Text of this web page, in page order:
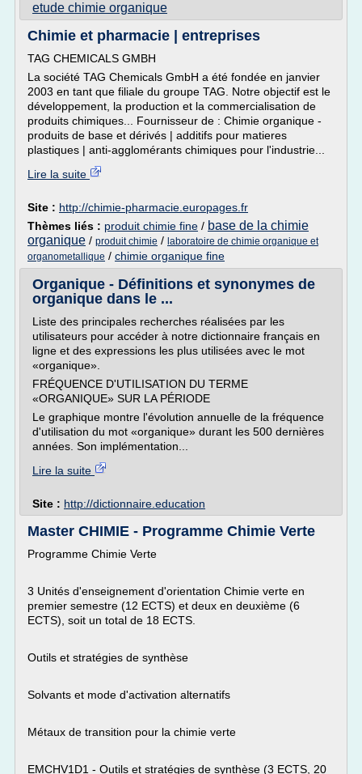
etude chimie organique
Chimie et pharmacie | entreprises
TAG CHEMICALS GMBH
La société TAG Chemicals GmbH a été fondée en janvier
2003 en tant que filiale du groupe TAG. Notre objectif est le
développement, la production et la commercialisation de
produits chimiques... Fournisseur de : Chimie organique -
produits de base et dérivés | additifs pour matieres
plastiques | anti-agglomérants chimiques pour l'industrie...
Lire la suite
Site : http://chimie-pharmacie.europages.fr
Thèmes liés : produit chimie fine / base de la chimie
organique / produit chimie / laboratoire de chimie organique et
organometallique / chimie organique fine
Organique - Définitions et synonymes de
organique dans le ...
Liste des principales recherches réalisées par les
utilisateurs pour accéder à notre dictionnaire français en
ligne et des expressions les plus utilisées avec le mot
«organique».
FRÉQUENCE D'UTILISATION DU TERME
«ORGANIQUE» SUR LA PÉRIODE
Le graphique montre l'évolution annuelle de la fréquence
d'utilisation du mot «organique» durant les 500 dernières
années. Son implémentation...
Lire la suite
Site : http://dictionnaire.education
Master CHIMIE - Programme Chimie Verte
Programme Chimie Verte
3 Unités d'enseignement d'orientation Chimie verte en
premier semestre (12 ECTS) et deux en deuxième (6
ECTS), soit un total de 18 ECTS.
Outils et stratégies de synthèse
Solvants et mode d'activation alternatifs
Métaux de transition pour la chimie verte
EMCHV1D1 - Outils et stratégies de synthèse (3 ECTS, 20